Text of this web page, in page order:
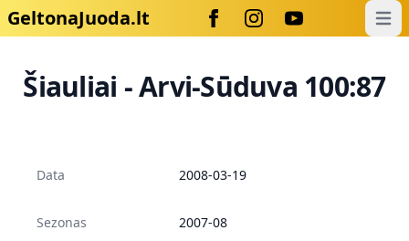
GeltonaJuoda.lt
Šiauliai - Arvi-Sūduva 100:87
Data 2008-03-19
Sezonas 2007-08